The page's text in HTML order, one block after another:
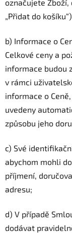
označujete
„Přidat do
b) Informace o
Celkové ceny a
informace budou
v rámci
informace o
uvedeny
způsobu jeho
c) Své
abychom mohli
příjmení,
adresu;
d) V případě
dodávat